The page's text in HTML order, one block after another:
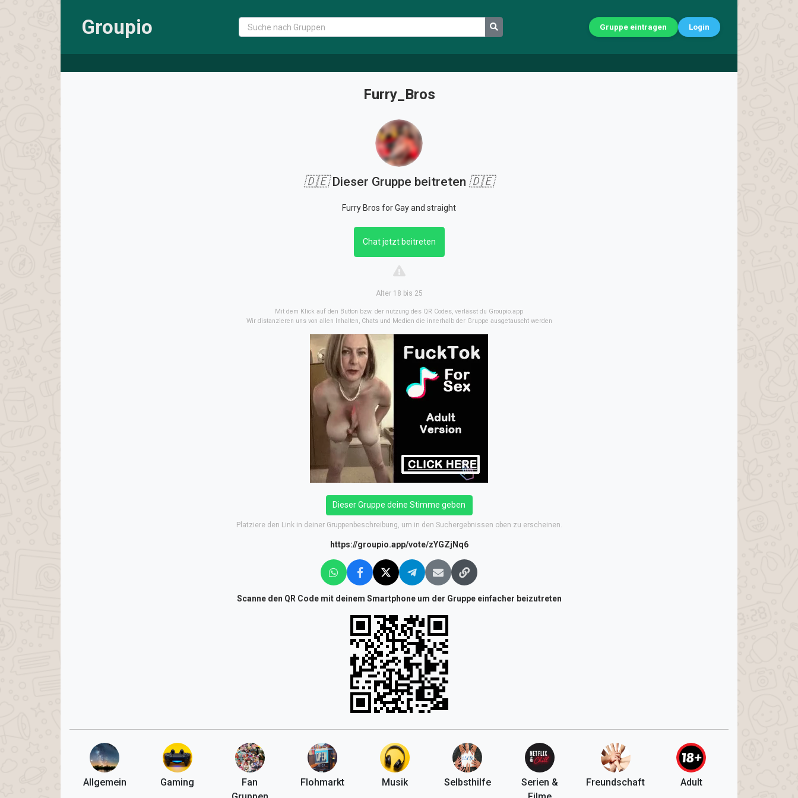
Groupio Gruppe eintragen Login
Furry_Bros
🇩🇪Dieser Gruppe beitreten 🇩🇪
Furry Bros for Gay and straight
Chat jetzt beitreten
Alter 18 bis 25
Mit dem Klick auf den Button bzw. der nutzung des QR Codes, verlässt du Groupio.app
Wir distanzieren uns von allen Inhalten, Chats und Medien die innerhalb der Gruppe ausgetauscht werden
Dieser Gruppe deine Stimme geben
Platziere den Link in deiner Gruppenbeschreibung, um in den Suchergebnissen oben zu erscheinen.
https://groupio.app/vote/zYGZjNq6
Scanne den QR Code mit deinem Smartphone um der Gruppe einfacher beizutreten
Allgemein Gaming
Fan
Flohmarkt Musik Selbsthilfe
Serien &
Freundschaft Adult